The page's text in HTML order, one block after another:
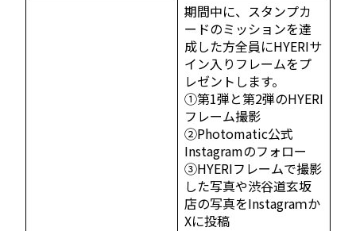
期間中に、スタンプカ
ードのミッションを達
成した方全員にHYERIサ
イン入りフレームをプ
レゼントします。
①第1弾と第2弾のHYERI
フレーム撮影
②Photomatic公式
Instagramのフォロー
③HYERIフレームで撮影
した写真や渋谷道玄坂
店の写真をInstagraｍか
Xに投稿